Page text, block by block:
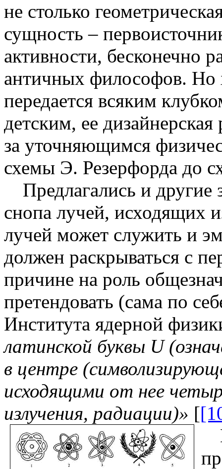
не столько
сущность –
активности, бесконечно
античных философов. Но
передается всяким
детским, ее дизайнерская
за уточняющимся
схемы Э. Резерфорда до
Предлагались и
снопа лучей, исходящих
лучей может служить и
должен раскрываться с
причине на роль
претендовать (сама по
Института ядерной
латинской буквы U
в центре
исходящими от нее
излучения, радиации)» [